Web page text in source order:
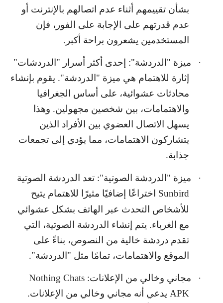
بشأن تقييمهم أثناء عدم اتصالهم بالإنترنت أو
عدم قدرتهم على الإجابة على الفور، فإن
المستخدمين يشعرون براحة أكبر.
·
ميزة "الدردشة": إحدى أكثر أسرار "الدردشات"
إثارة للاهتمام هي ميزة "الدردشة". يقوم بإنشاء
محادثات عشوائية، على أساس الجغرافيا
والاهتمامات، بين شخصين مجهولين. وهذا
يسهل الاتصال العضوي بين الأفراد الذين
يتشاركون الاهتمامات، مما يؤدي إلى تجمعات
جذابة.
·
ميزة "الدردشة الصوتية": تعد الدردشة الصوتية
Sunbird اختراعًا إضافيًا مثيرًا للاهتمام يتيح
للأشخاص التحدث عبر الهاتف بشكل عشوائي
مع الغرباء. يتم إنشاء الدردشة الصوتية، التي
تقدم دردشة خالية من النصوص، بناءً على
الموقع والاهتمامات، تمامًا مثل "الدردشة".
· مجاني وخالي من الإعلانات: Nothing Chats
APK يدعي أنه مجاني وخالي من الإعلانات.